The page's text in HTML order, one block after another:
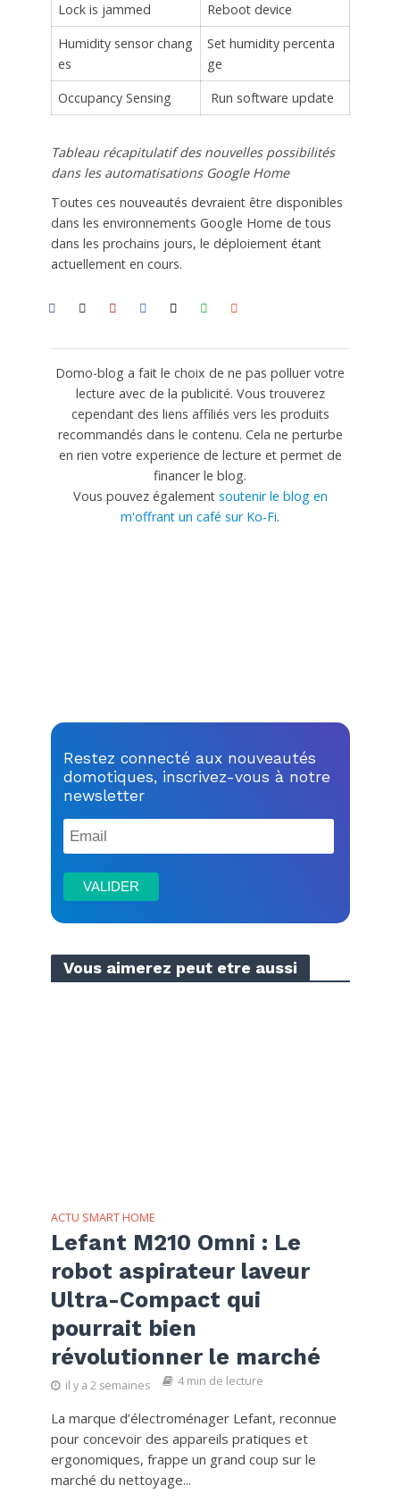
Lock is jammed
Reboot device
Humidity sensor chang
es
Set humidity percenta
ge
Occupancy Sensing
Run software update
Tableau récapitulatif des nouvelles possibilités
dans les automatisations Google Home
Toutes ces nouveautés devraient être disponibles
dans les environnements Google Home de tous
dans les prochains jours, le déploiement étant
actuellement en cours.
Domo-blog a fait le choix de ne pas polluer votre
lecture avec de la publicité. Vous trouverez
cependant des liens affiliés vers les produits
recommandés dans le contenu. Cela ne perturbe
en rien votre experience de lecture et permet de
financer le blog.
Vous pouvez également soutenir le blog en
m'offrant un café sur Ko-Fi.
Restez connecté aux nouveautés
domotiques, inscrivez-vous à notre
newsletter
Vous aimerez peut etre aussi
ACTU SMART HOME
Lefant M210 Omni : Le
robot aspirateur laveur
Ultra-Compact qui
pourrait bien
révolutionner le marché
il y a 2 semaines 4 min de lecture
La marque d’électroménager Lefant, reconnue
pour concevoir des appareils pratiques et
ergonomiques, frappe un grand coup sur le
marché du nettoyage...